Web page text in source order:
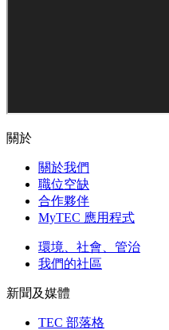
關於
關於我們
職位空缺
合作夥伴
MyTEC 應用程式
環境、社會、管治
我們的社區
新聞及媒體
TEC 部落格